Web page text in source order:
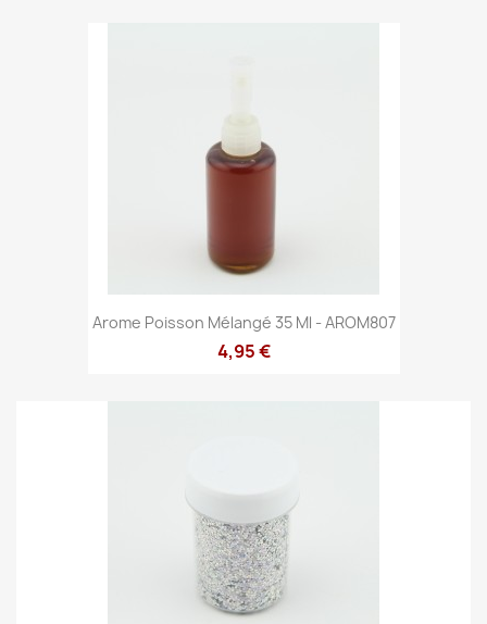
Arome Poisson Mélangé 35 Ml - AROM807
4,95 €